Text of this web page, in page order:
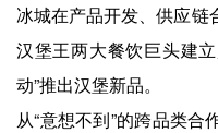
冰城在产品开发、供应链
汉堡王两大餐饮巨头建
动”推出汉堡新品。
从“意想不到”的跨品类